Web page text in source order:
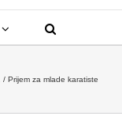
Prijem za mlade karatiste